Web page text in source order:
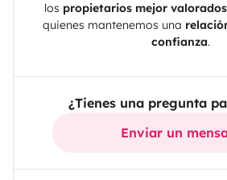
los propietarios mejor valorados
quienes mantenemos una
confianza.
¿Tienes una pregunta
Enviar un